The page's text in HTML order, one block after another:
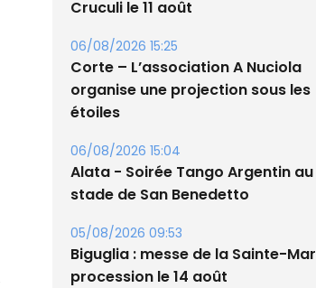
Cruculi le 11 août
06/08/2026 15:25
Corte – L’association A Nuciola
organise une projection sous les
étoiles
06/08/2026 15:04
Alata - Soirée Tango Argentin au
stade de San Benedetto
05/08/2026 09:53
Biguglia : messe de la Sainte-
procession le 14 août